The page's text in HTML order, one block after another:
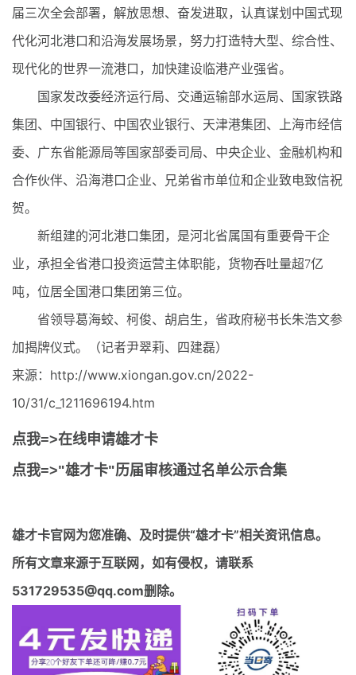
届三次全会部署，解放思想、奋发进取，认真谋划中国式现
代化河北港口和沿海发展场景，努力打造特大型、综合性、
现代化的世界一流港口，加快建设临港产业强省。
国家发改委经济运行局、交通运输部水运局、国家铁路
集团、中国银行、中国农业银行、天津港集团、上海市经信
委、广东省能源局等国家部委司局、中央企业、金融机构和
合作伙伴、沿海港口企业、兄弟省市单位和企业致电致信祝
贺。
新组建的河北港口集团，是河北省属国有重要骨干企
业，承担全省港口投资运营主体职能，货物吞吐量超7亿
吨，位居全国港口集团第三位。
省领导葛海蛟、柯俊、胡启生，省政府秘书长朱浩文参
加揭牌仪式。（记者尹翠莉、四建磊）
来源：http://www.xiongan.gov.cn/2022-
10/31/c_1211696194.htm
点我=>在线申请雄才卡
点我=>"雄才卡"历届审核通过名单公示合集
雄才卡官网为您准确、及时提供“雄才卡”相关资讯信息。
所有文章来源于互联网，如有侵权，请联系
531729535@qq.com删除。